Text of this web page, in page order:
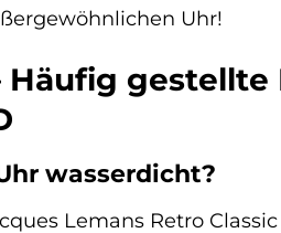
Uhr!
Häufig gestellte
wasserdicht?
Lemans Retro